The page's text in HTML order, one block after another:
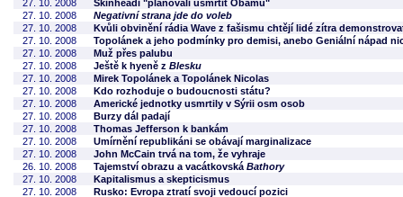
27. 10. 2008
Skinheadi "plánovali usmrtit Obamu"
27. 10. 2008
Negativní strana jde do voleb
27. 10. 2008
Kvůli obvinění rádia Wave z fašismu chtějí lidé zítra
27. 10. 2008
Topolánek a jeho podmínky pro demisi, anebo Geniální nápad
27. 10. 2008
Muž přes palubu
27. 10. 2008
Ještě k hyeně z Blesku
27. 10. 2008
Mirek Topolánek a Topolánek Nicolas
27. 10. 2008
Kdo rozhoduje o budoucnosti státu?
27. 10. 2008
Americké jednotky usmrtily v Sýrii osm osob
27. 10. 2008
Burzy dál padají
27. 10. 2008
Thomas Jefferson k bankám
27. 10. 2008
Umírnění republikáni se obávají marginalizace
27. 10. 2008
John McCain trvá na tom, že vyhraje
26. 10. 2008
Tajemství obrazu a vacátkovská Bathory
27. 10. 2008
Kapitalismus a skepticismus
27. 10. 2008
Rusko: Evropa ztratí svoji vedoucí pozici